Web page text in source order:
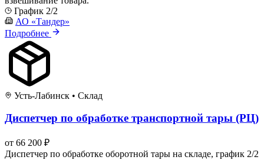
График 2/2
АО «Тандер»
Подробнее
Усть-Лабинск • Склад
Диспетчер по обработке транспортной тары (РЦ)
от 66 200 ₽
Диспетчер по обработке оборотной тары на складе, график 2/2